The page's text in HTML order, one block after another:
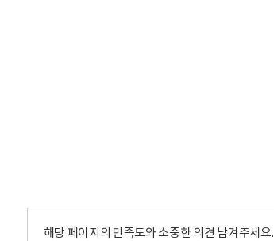
해당 페이지의 만족도와 소중한 의견 남겨주세요.